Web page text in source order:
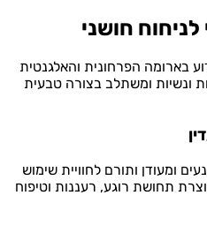
חושני
הפרחונית והאלגנטית
ומשתלב בצורה טבעית
ותורם לחוויית שימוש
רוגע, רעננות וטיפוח